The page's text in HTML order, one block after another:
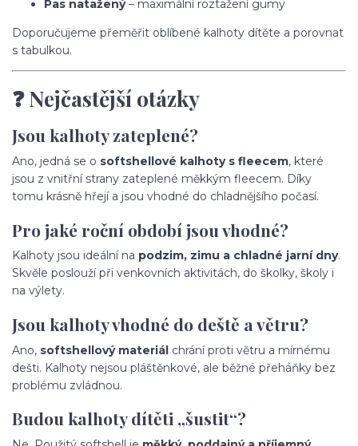
Pas natažený– maximální roztažení gumy
Doporučujeme přeměřit oblíbené kalhoty dítěte a porovnat
s tabulkou.
❓ Nejčastější otázky
Jsou kalhoty zateplené?
Ano, jedná se o softshellové kalhoty s fleecem, které
jsou z vnitřní strany zateplené měkkým fleecem. Díky
tomu krásně hřejí a jsou vhodné do chladnějšího počasí.
Pro jaké roční období jsou vhodné?
Kalhoty jsou ideální na podzim, zimu a chladné jarní dny.
Skvěle poslouží při venkovních aktivitách, do školky, školy i
na výlety.
Jsou kalhoty vhodné do deště a větru?
Ano, softshellový materiál chrání proti větru a mírnému
dešti. Kalhoty nejsou pláštěnkové, ale běžné přeháňky bez
problému zvládnou.
Budou kalhoty dítěti „šustit“?